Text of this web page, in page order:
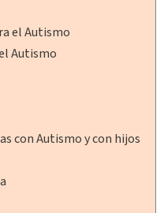
el Autismo
Autismo
con Autismo y con hijos